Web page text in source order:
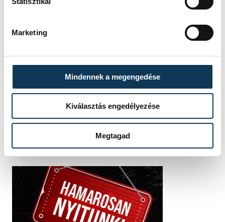
Marketing
Mindennek a megengedése
Kiválasztás engedélyezése
Megtagad
vehir.hu